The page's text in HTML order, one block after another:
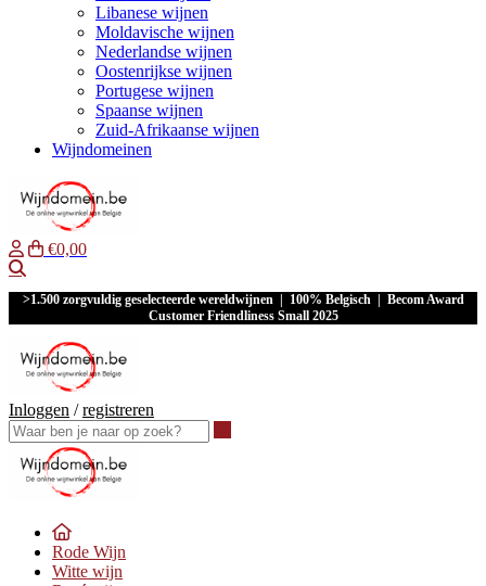
Libanese wijnen
Moldavische wijnen
Nederlandse wijnen
Oostenrijkse wijnen
Portugese wijnen
Spaanse wijnen
Zuid-Afrikaanse wijnen
Wijndomeinen
€0,00
>1.500 zorgvuldig geselecteerde wereldwijnen | 100% Belgisch | Becom Award
Customer Friendliness Small 2025
Inloggen /registreren
Rode Wijn
Witte wijn